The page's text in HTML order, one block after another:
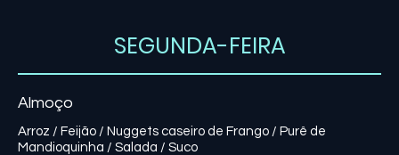
SEGUNDA-FEIRA
Almoço
Arroz / Feijão / Nuggets caseiro de Frango / Purê de
Mandioquinha / Salada / Suco